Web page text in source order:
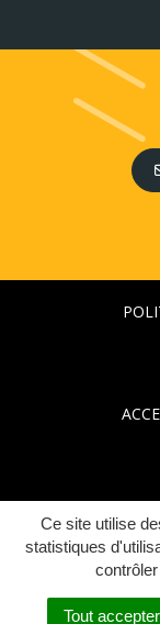
Ce site utilise
statistiques
Tout accepter